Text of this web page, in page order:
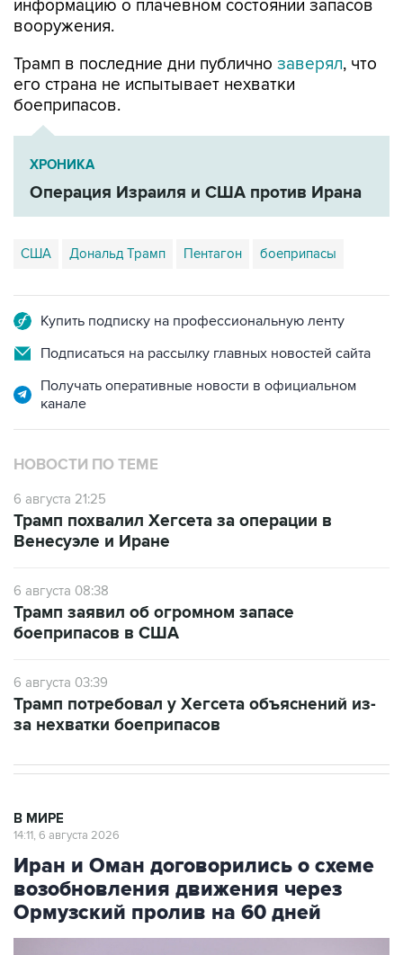
Трамп в последние дни публично
боеприпасов.
ХРОНИКА
Операция Израиля и США против Ирана
США Дональд Трамп Пентагон боеприпасы
Подписаться на рассылку главных новостей сайта
Получать оперативные новости в официальном
канале
НОВОСТИ ПО ТЕМЕ
6 августа 21:25
Венесуэле и Иране
6 августа 08:38
боеприпасов в США
6 августа 03:39
за нехватки боеприпасов
Иран и Оман договорились о схеме
возобновления движения через
Ормузский пролив на 60 дней